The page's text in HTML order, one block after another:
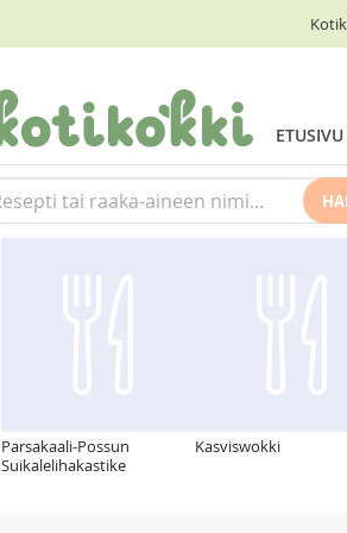
ETUSIVU
Suosittelemme myös
Parsakaali-Possun
Suikalelihakastike
Kasviswokki